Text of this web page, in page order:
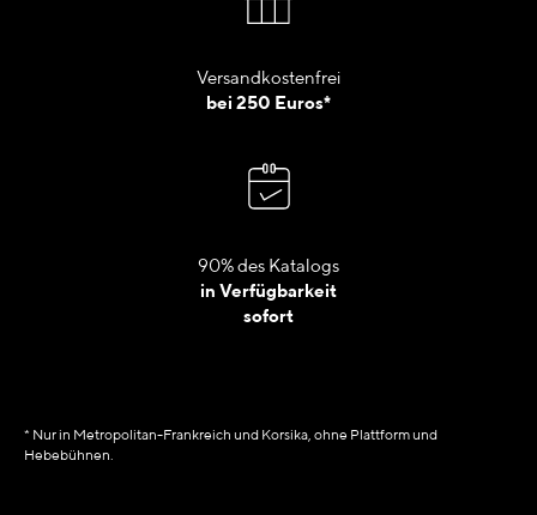
Versandkostenfrei
bei 250 Euros*
90% des Katalogs
in Verfügbarkeit
sofort
* Nur in Metropolitan-Frankreich und Korsika, ohne Plattform und
Hebebühnen.